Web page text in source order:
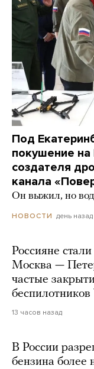
Под
покушение
создателя
канала
Он выжил, но
НОВОСТИ день назад
Россияне
Москва —
частые
13 часов назад
В России
бензина более